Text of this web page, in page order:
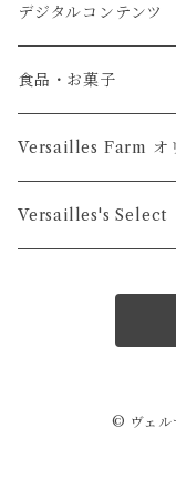
マグカップ・タンブ
タペストリー・ポス
デジタルコンテンツ
食品・お菓子
Versailles Farm オ
Versailles's Select
© ヴェル